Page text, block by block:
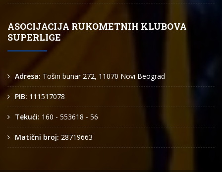
ASOCIJACIJA RUKOMETNIH KLUBOVA
SUPERLIGE
Adresa: Tošin bunar 272, 11070 Novi Beograd
PIB: 111517078
Tekući: 160 - 553618 - 56
Matični broj: 28719663